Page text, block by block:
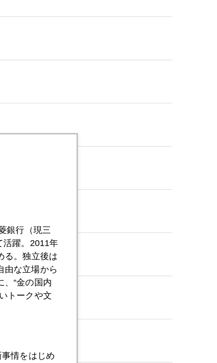
銀行（現三
活躍。2011年
る。独立後は
由な立場から
、“金の国内
トークや文
情をはじめ